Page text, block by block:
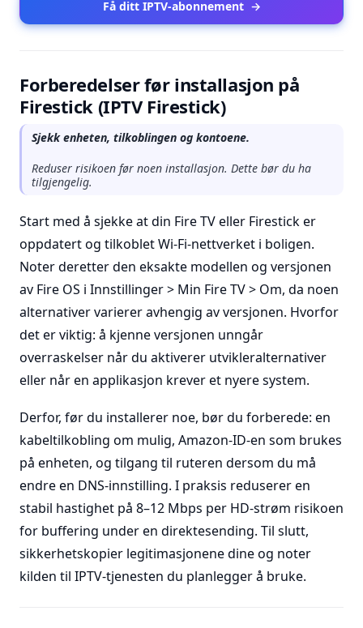
Få ditt IPTV-abonnement →
Forberedelser før installasjon på
Firestick (IPTV Firestick)
Sjekk enheten, tilkoblingen og kontoene.
Reduser risikoen før noen installasjon. Dette bør du ha
tilgjengelig.
Start med å sjekke at din Fire TV eller Firestick er
oppdatert og tilkoblet Wi-Fi-nettverket i boligen.
Noter deretter den eksakte modellen og versjonen
av Fire OS i Innstillinger > Min Fire TV > Om, da noen
alternativer varierer avhengig av versjonen. Hvorfor
det er viktig: å kjenne versjonen unngår
overraskelser når du aktiverer utvikleralternativer
eller når en applikasjon krever et nyere system.
Derfor, før du installerer noe, bør du forberede: en
kabeltilkobling om mulig, Amazon-ID-en som brukes
på enheten, og tilgang til ruteren dersom du må
endre en DNS-innstilling. I praksis reduserer en
stabil hastighet på 8–12 Mbps per HD-strøm risikoen
for buffering under en direktesending. Til slutt,
sikkerhetskopier legitimasjonene dine og noter
kilden til IPTV-tjenesten du planlegger å bruke.